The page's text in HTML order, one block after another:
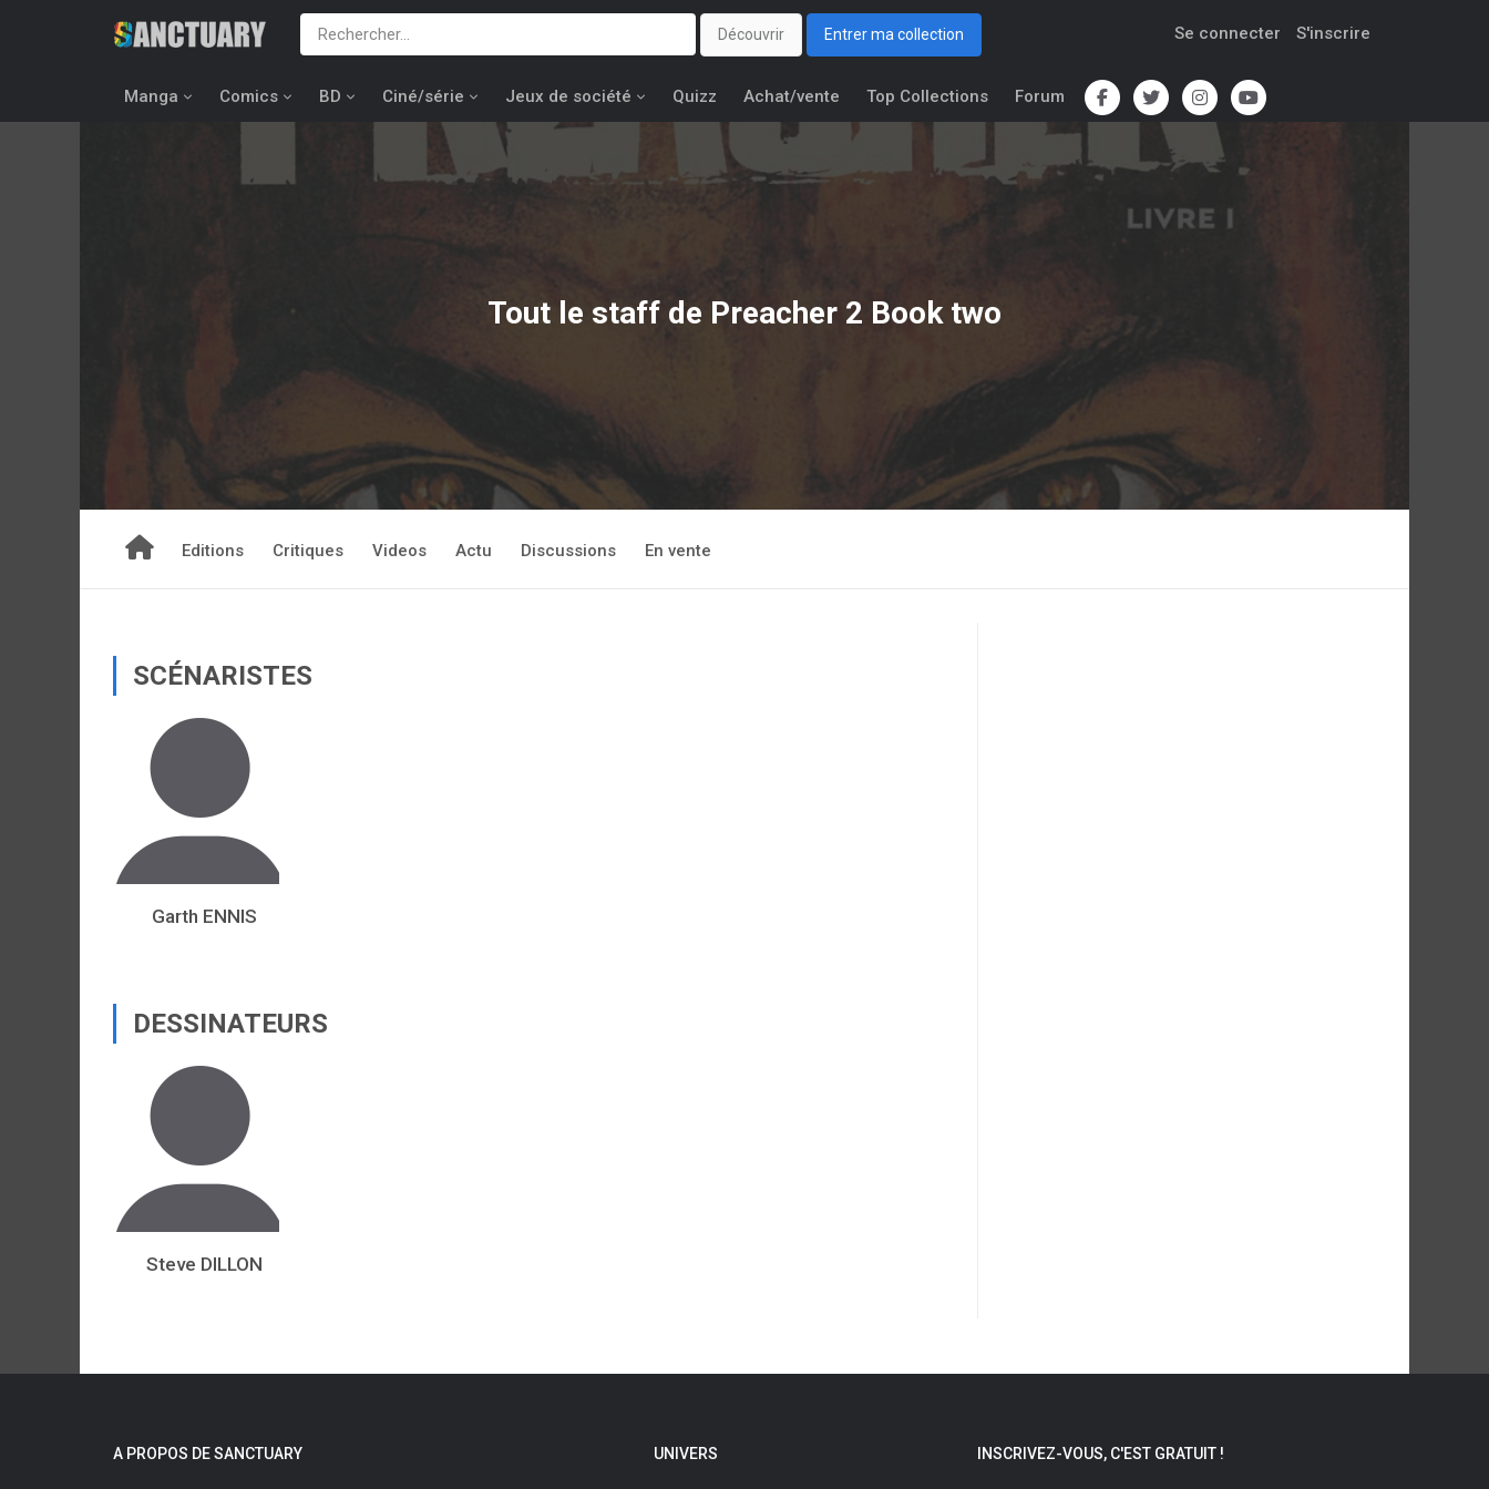
Découvrir Entrer ma collection Se connecter S'inscrire
Manga Comics BD Ciné/série Jeux de société Quizz Achat/vente Top Collections Forum
Tout le staff de Preacher 2 Book two
Editions Critiques Videos Actu Discussions En vente
SCÉNARISTES
Garth ENNIS
DESSINATEURS
Steve DILLON
A PROPOS DE SANCTUARY UNIVERS INSCRIVEZ-VOUS, C'EST GRATUIT !